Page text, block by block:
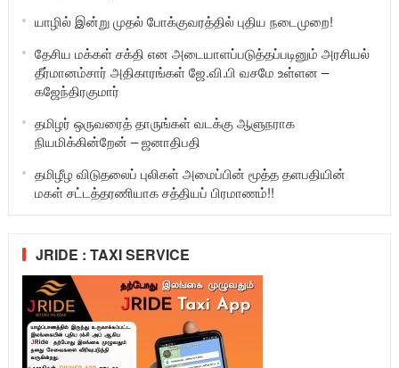
யாழில் இன்று முதல் போக்குவரத்தில் புதிய நடைமுறை!
தேசிய மக்கள் சக்தி என அடையாளப்படுத்தப்படினும் அரசியல்
தீர்மானம்சார் அதிகாரங்கள் ஜே.வி.பி வசமே உள்ளன –
கஜேந்திரகுமார்
தமிழர் ஒருவரைத் தாருங்கள் வடக்கு ஆளுநராக
நியமிக்கின்றேன் – ஜனாதிபதி
தமிழீழ விடுதலைப் புலிகள் அமைப்பின் மூத்த தளபதியின்
மகள் சட்டத்தரணியாக சத்தியப் பிரமாணம்!!
JRIDE : TAXI SERVICE